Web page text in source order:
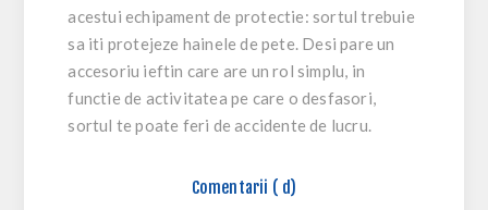
acestui echipament de protectie: sortul trebuie
sa iti protejeze hainele de pete. Desi pare un
accesoriu ieftin care are un rol simplu, in
functie de activitatea pe care o desfasori,
sortul te poate feri de accidente de lucru.
Comentarii ( d)